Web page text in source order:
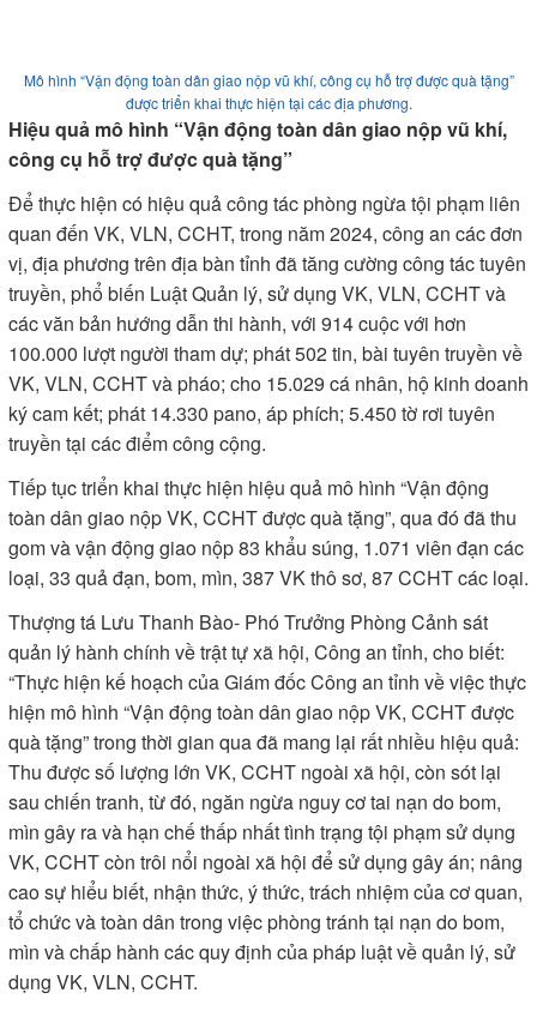
Mô hình “Vận động toàn dân giao nộp vũ khí, công cụ hỗ trợ được quà tặng”
được triển khai thực hiện tại các địa phương.
Hiệu quả mô hình “Vận động toàn dân giao nộp vũ khí,
công cụ hỗ trợ được quà tặng”
Để thực hiện có hiệu quả công tác phòng ngừa tội phạm liên
quan đến VK, VLN, CCHT, trong năm 2024, công an các đơn
vị, địa phương trên địa bàn tỉnh đã tăng cường công tác tuyên
truyền, phổ biến Luật Quản lý, sử dụng VK, VLN, CCHT và
các văn bản hướng dẫn thi hành, với 914 cuộc với hơn
100.000 lượt người tham dự; phát 502 tin, bài tuyên truyền về
VK, VLN, CCHT và pháo; cho 15.029 cá nhân, hộ kinh doanh
ký cam kết; phát 14.330 pano, áp phích; 5.450 tờ rơi tuyên
truyền tại các điểm công cộng.
Tiếp tục triển khai thực hiện hiệu quả mô hình “Vận động
toàn dân giao nộp VK, CCHT được quà tặng”, qua đó đã thu
gom và vận động giao nộp 83 khẩu súng, 1.071 viên đạn các
loại, 33 quả đạn, bom, mìn, 387 VK thô sơ, 87 CCHT các loại.
Thượng tá Lưu Thanh Bào- Phó Trưởng Phòng Cảnh sát
quản lý hành chính về trật tự xã hội, Công an tỉnh, cho biết:
“Thực hiện kế hoạch của Giám đốc Công an tỉnh về việc thực
hiện mô hình “Vận động toàn dân giao nộp VK, CCHT được
quà tặng” trong thời gian qua đã mang lại rất nhiều hiệu quả:
Thu được số lượng lớn VK, CCHT ngoài xã hội, còn sót lại
sau chiến tranh, từ đó, ngăn ngừa nguy cơ tai nạn do bom,
mìn gây ra và hạn chế thấp nhất tình trạng tội phạm sử dụng
VK, CCHT còn trôi nổi ngoài xã hội để sử dụng gây án; nâng
cao sự hiểu biết, nhận thức, ý thức, trách nhiệm của cơ quan,
tổ chức và toàn dân trong việc phòng tránh tại nạn do bom,
mìn và chấp hành các quy định của pháp luật về quản lý, sử
dụng VK, VLN, CCHT.